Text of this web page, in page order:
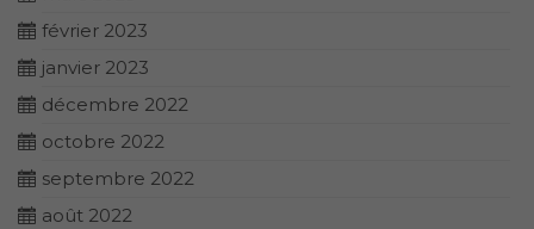
février 2023
janvier 2023
décembre 2022
octobre 2022
septembre 2022
août 2022